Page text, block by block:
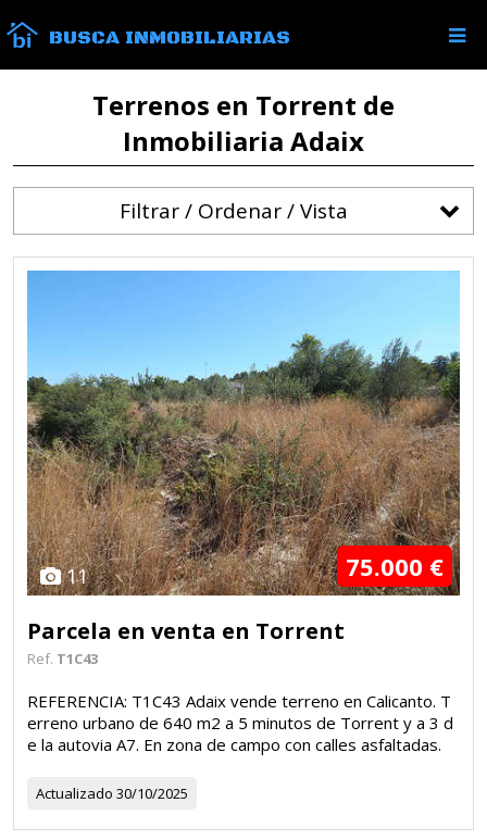
BUSCA INMOBILIARIAS
Terrenos en Torrent de
Inmobiliaria Adaix
Filtrar / Ordenar / Vista
11 75.000 €
Parcela en venta en Torrent
Ref. T1C43
REFERENCIA: T1C43 Adaix vende terreno en Calicanto. T
erreno urbano de 640 m2 a 5 minutos de Torrent y a 3 d
e la autovia A7. En zona de campo con calles asfaltadas.
Actualizado 30/10/2025